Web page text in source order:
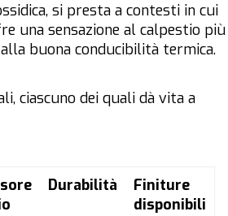
si presta a contesti in cui
una sensazione al calpestio più
buona conducibilità termica.
ciascuno dei quali dà vita a
Durabilità
Finiture
disponibili